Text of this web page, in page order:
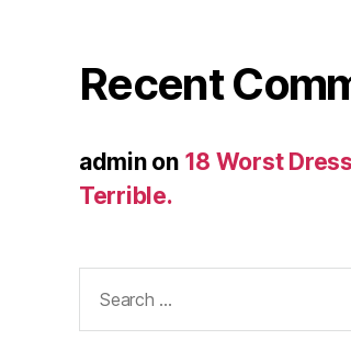
Recent
adminon 18 Worst
Terrible.
for: